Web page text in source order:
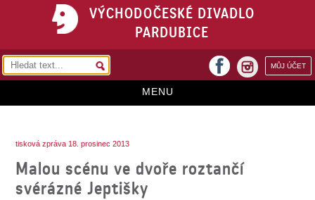
VÝCHODOČESKÉ DIVADLO
PARDUBICE
MŮJ ÚČET
facebook
MENU
REPERTOÁR
tisková zpráva 18. prosinec 2013
Malou scénu ve dvoře roztančí
svérázné Jeptišky